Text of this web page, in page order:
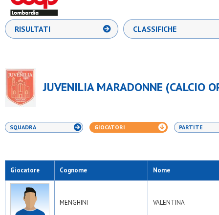
RISULTATI CLASSIFICHE
JUVENILIA MARADONNE (CALCIO
SQUADRA GIOCATORI PARTITE
Giocatore Cognome Nome
MENGHINI VALENTINA